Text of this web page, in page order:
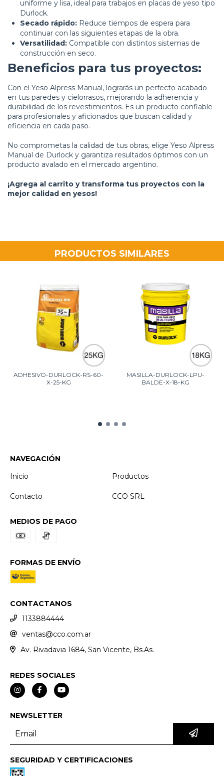
uniforme y lisa, ideal para trabajos en placas de yeso tipo
Durlock.
Secado rápido: Reduce tiempos de espera para
continuar con las siguientes etapas de la obra.
Versatilidad: Compatible con distintos sistemas de
construcción en seco.
Beneficios para tus proyectos:
Con el Yeso Alpress Manual, lograrás un perfecto acabado
en tus paredes y cielorrasos, mejorando la adherencia y
durabilidad de los revestimientos. Es un producto confiable
para profesionales y aficionados que buscan calidad y
eficiencia en cada paso.
No comprometas la calidad de tus obras, elige Yeso Alpress
Manual de Durlock y garantiza resultados óptimos con un
producto avalado en el mercado argentino.
¡Agrega al carrito y transforma tus proyectos con la
mejor calidad en yesos!
PRODUCTOS SIMILARES
ADHESIVO-DURLOCK-RS-60-
X-25-KG
MASILLA-DURLOCK-LPU-
BALDE-X-18-KG
NAVEGACIÓN
Inicio
Productos
Contacto CCO SRL
MEDIOS DE PAGO
FORMAS DE ENVÍO
CONTACTANOS
1133884444
ventas@cco.com.ar
Av. Rivadavia 1684, San Vicente, Bs.As.
REDES SOCIALES
NEWSLETTER
SEGURIDAD Y CERTIFICACIONES